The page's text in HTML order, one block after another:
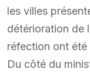
les villes
détérioration de
réfection ont été
Du côté du